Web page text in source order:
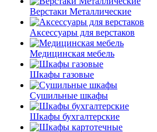
Верстаки Металлические
Аксессуары для верстаков
Медицинская мебель
Шкафы газовые
Сушильные шкафы
Шкафы бухгалтерские